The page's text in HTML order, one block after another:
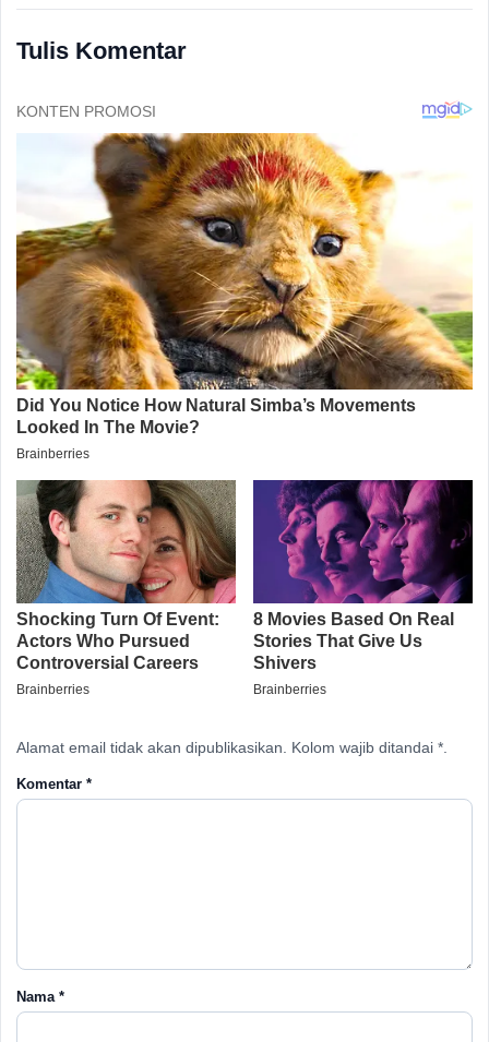
Tulis Komentar
Alamat email tidak akan dipublikasikan. Kolom wajib ditandai *.
Komentar *
Nama *